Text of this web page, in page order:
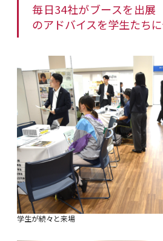
毎日34社がブースを出
のアドバイスを学生たち
学生が続々と来場